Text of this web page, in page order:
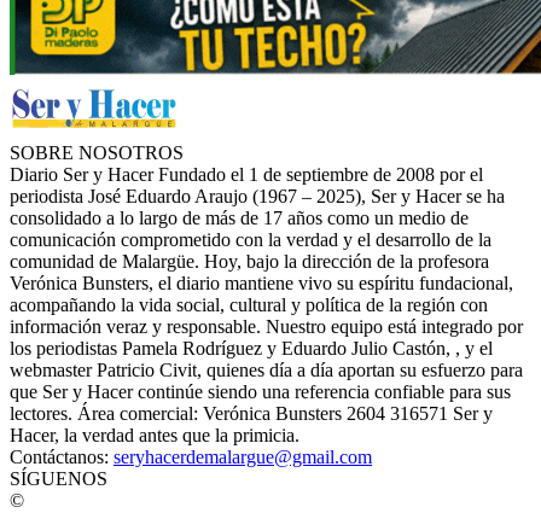
SOBRE NOSOTROS
Diario Ser y Hacer Fundado el 1 de septiembre de 2008 por el
periodista José Eduardo Araujo (1967 – 2025), Ser y Hacer se ha
consolidado a lo largo de más de 17 años como un medio de
comunicación comprometido con la verdad y el desarrollo de la
comunidad de Malargüe. Hoy, bajo la dirección de la profesora
Verónica Bunsters, el diario mantiene vivo su espíritu fundacional,
acompañando la vida social, cultural y política de la región con
información veraz y responsable. Nuestro equipo está integrado por
los periodistas Pamela Rodríguez y Eduardo Julio Castón, , y el
webmaster Patricio Civit, quienes día a día aportan su esfuerzo para
que Ser y Hacer continúe siendo una referencia confiable para sus
lectores. Área comercial: Verónica Bunsters 2604 316571 Ser y
Hacer, la verdad antes que la primicia.
Contáctanos: seryhacerdemalargue@gmail.com
SÍGUENOS
©